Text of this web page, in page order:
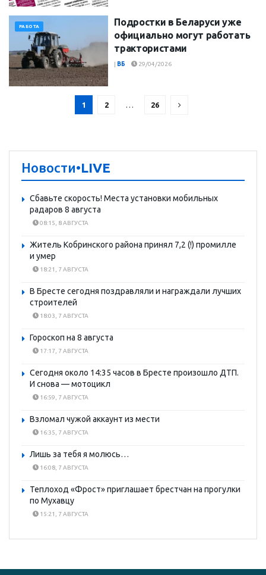
РАБОТА
Подростки в Беларуси уже
официально могут работать
трактористами
| ВБ 29/04/2026
1 2 … 26
Новости•LIVE
Сбавьте скорость! Места установки мобильных
радаров 8 августа
08:15, 8 АВГУСТА
Житель Кобринского района принял 7,2 (!) промилле
и умер
18:21, 7 АВГУСТА
В Бресте сегодня поздравляли и награждали лучших
строителей
18:03, 7 АВГУСТА
Гороскоп на 8 августа
17:17, 7 АВГУСТА
Сегодня около 14:35 часов в Бресте произошло ДТП.
И снова — мотоцикл
16:59, 7 АВГУСТА
Взломал чужой аккаунт из мести
16:35, 7 АВГУСТА
Лишь за тебя я молюсь…
16:08, 7 АВГУСТА
Теплоход «Фрост» приглашает брестчан на прогулки
по Мухавцу
15:21, 7 АВГУСТА